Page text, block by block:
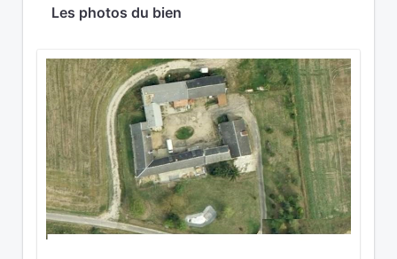
Les photos du bien